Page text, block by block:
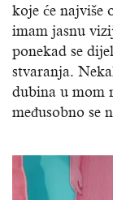
koje će najviše
imam jasnu
ponekad se
stvaranja.
dubina u mom
međusobno se